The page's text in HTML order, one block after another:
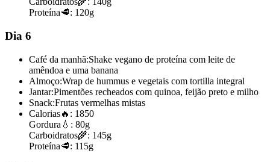
Proteína🥩: 120g
Dia 6
Café da manhã:Shake vegano de proteína com leite de
amêndoa e uma banana
Almoço:Wrap de hummus e vegetais com tortilla integral
Jantar:Pimentões recheados com quinoa, feijão preto e milho
Snack:Frutas vermelhas mistas
Calorias🔥: 1850
Gordura 💧: 80g
Carboidratos🌾: 145g
Proteína🥩: 115g